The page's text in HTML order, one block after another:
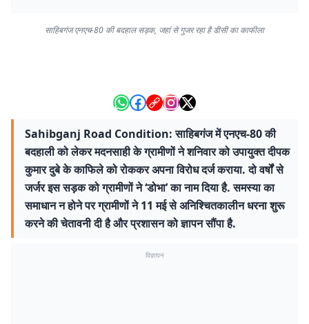
साहिबगंज एनएच-80 की बदहाल सड़क, जहां से गुजर रहा है डीसी का काफीला
Sahibganj Road Condition: साहिबगंज में एनएच-80 की
बदहाली को लेकर मदनसाही के ग्रामीणों ने शनिवार को उपायुक्त दीपक
कुमार दुबे के काफिले को रोककर अपना विरोध दर्ज कराया. दो वर्षों से
जर्जर इस सड़क को ग्रामीणों ने ‘डोभा’ का नाम दिया है. समस्या का
समाधान न होने पर ग्रामीणों ने 11 मई से अनिश्चितकालीन धरना शुरू
करने की चेतावनी दी है और प्रशासन को ज्ञापन सौंपा है.
विज्ञापन